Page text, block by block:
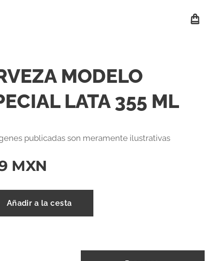
MODELO
LATA 355 ML
publicadas son meramente ilustrativas
MXN
Añadir a la cesta